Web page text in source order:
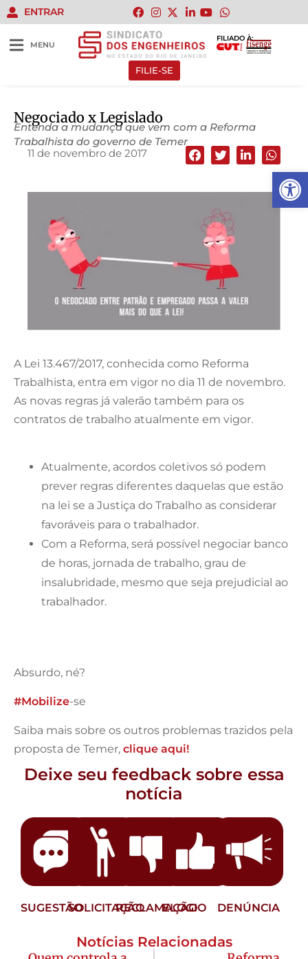
Abrir
ENTRAR
MENU
FILIADO À:
FILIE-SE
Negociado x Legislado
Entenda a mudança que vem com a Reforma
Trabalhista do governo de Temer
11 de novembro de 2017
A Lei 13.467/2017, conhecida como Reforma
Trabalhista, entra em vigor no dia 11 de novembro.
As novas regras já valerão também para os
contratos de trabalho atualmente em vigor.
Atualmente, acordos coletivos só podem
prever regras diferentes daquelas que estão
na lei se a Justiça do Trabalho as considerar
favoráveis para o trabalhador.
Com a Reforma, será possível negociar banco
de horas, jornada de trabalho, grau de
insalubridade, mesmo que seja prejudicial ao
trabalhador.
Absurdo, né?
#Mobilize-se
Saiba mais sobre os outros problemas trazidos pela
proposta de Temer, clique aqui!
Deixe seu feedback sobre essa
notícia
SUGESTÃOSOLICITAÇÃORECLAMAÇÃO
ELOGIO DENÚNCIA
Notícias Relacionadas